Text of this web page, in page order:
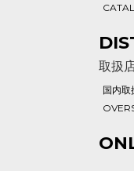
取扱
国内取